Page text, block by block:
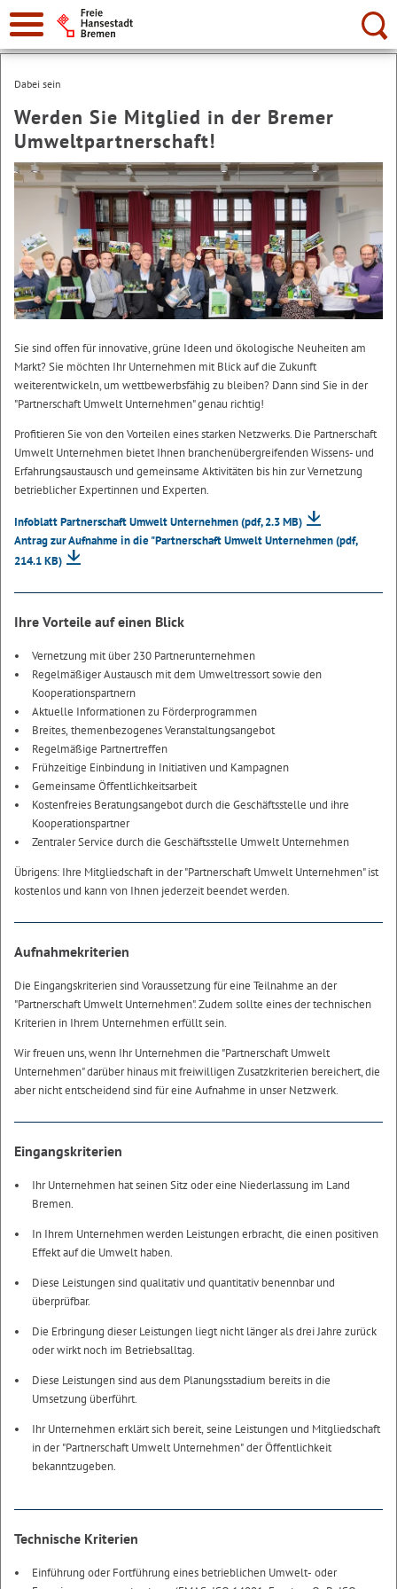
Suche:
Dabei sein
Werden Sie Mitglied in der Bremer
Umweltpartnerschaft!
Sie sind offen für innovative, grüne Ideen und ökologische Neuheiten am
Markt? Sie möchten Ihr Unternehmen mit Blick auf die Zukunft
weiterentwickeln, um wettbewerbsfähig zu bleiben? Dann sind Sie in der
"Partnerschaft Umwelt Unternehmen" genau richtig!
Profitieren Sie von den Vorteilen eines starken Netzwerks. Die Partnerschaft
Umwelt Unternehmen bietet Ihnen branchenübergreifenden Wissens- und
Erfahrungsaustausch und gemeinsame Aktivitäten bis hin zur Vernetzung
betrieblicher Expertinnen und Experten.
Infoblatt Partnerschaft Umwelt Unternehmen(pdf, 2.3 MB)
Antrag zur Aufnahme in die "Partnerschaft Umwelt Unternehmen(pdf,
214.1 KB)
Ihre Vorteile auf einen Blick
Vernetzung mit über 230 Partnerunternehmen
Regelmäßiger Austausch mit dem Umweltressort sowie den
Kooperationspartnern
Aktuelle Informationen zu Förderprogrammen
Breites, themenbezogenes Veranstaltungsangebot
Regelmäßige Partnertreffen
Frühzeitige Einbindung in Initiativen und Kampagnen
Gemeinsame Öffentlichkeitsarbeit
Kostenfreies Beratungsangebot durch die Geschäftsstelle und ihre
Kooperationspartner
Zentraler Service durch die Geschäftsstelle Umwelt Unternehmen
Übrigens: Ihre Mitgliedschaft in der "Partnerschaft Umwelt Unternehmen" ist
kostenlos und kann von Ihnen jederzeit beendet werden.
Aufnahmekriterien
Die Eingangskriterien sind Voraussetzung für eine Teilnahme an der
"Partnerschaft Umwelt Unternehmen". Zudem sollte eines der technischen
Kriterien in Ihrem Unternehmen erfüllt sein.
Wir freuen uns, wenn Ihr Unternehmen die "Partnerschaft Umwelt
Unternehmen" darüber hinaus mit freiwilligen Zusatzkriterien bereichert, die
aber nicht entscheidend sind für eine Aufnahme in unser Netzwerk.
Eingangskriterien
Ihr Unternehmen hat seinen Sitz oder eine Niederlassung im Land
Bremen.
In Ihrem Unternehmen werden Leistungen erbracht, die einen positiven
Effekt auf die Umwelt haben.
Diese Leistungen sind qualitativ und quantitativ benennbar und
überprüfbar.
Die Erbringung dieser Leistungen liegt nicht länger als drei Jahre zurück
oder wirkt noch im Betriebsalltag.
Diese Leistungen sind aus dem Planungsstadium bereits in die
Umsetzung überführt.
Ihr Unternehmen erklärt sich bereit, seine Leistungen und Mitgliedschaft
in der "Partnerschaft Umwelt Unternehmen" der Öffentlichkeit
bekanntzugeben.
Technische Kriterien
Einführung oder Fortführung eines betrieblichen Umwelt- oder